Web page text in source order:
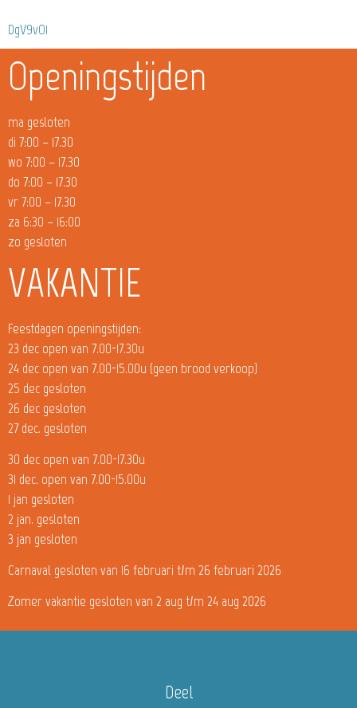
DgV9vO1
Openingstijden
ma gesloten
di 7:00 – 17.30
wo 7:00 – 17.30
do 7:00 – 17.30
vr 7:00 – 17.30
za 6:30 – 16:00
zo gesloten
VAKANTIE
Feestdagen openingstijden:
23 dec open van 7.00-17.30u
24 dec open van 7.00-15.00u (geen brood verkoop)
25 dec gesloten
26 dec gesloten
27 dec. gesloten
30 dec open van 7.00-17.30u
31 dec. open van 7.00-15.00u
1 jan gesloten
2 jan. gesloten
3 jan gesloten
Carnaval gesloten van 16 februari t/m 26 februari 2026
Zomer vakantie gesloten van 2 aug t/m 24 aug 2026
Deel